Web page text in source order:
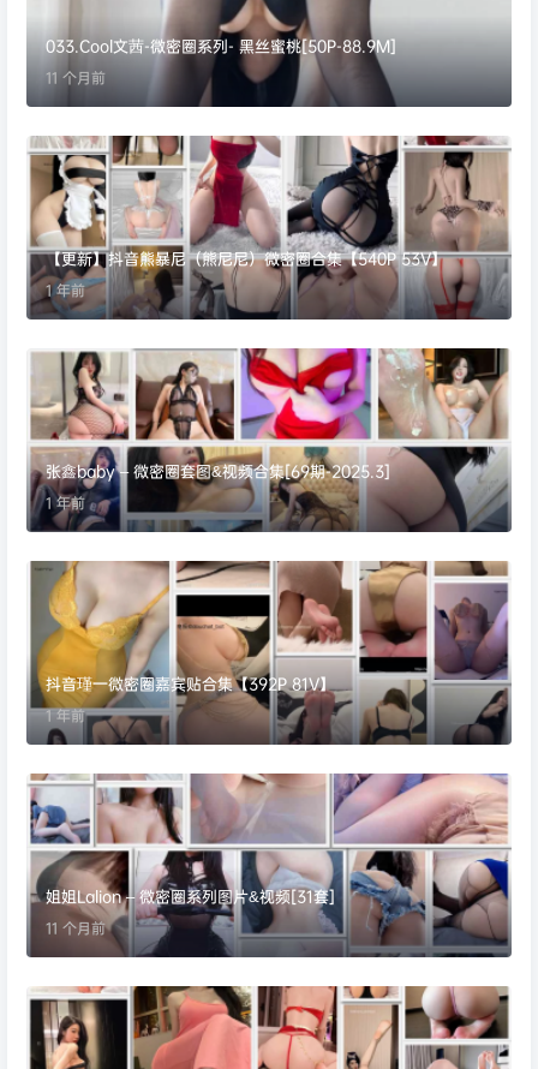
033.Cool文茜-微密圈系列- 黑丝蜜桃[50P-88.9M]
11 个月前
【更新】抖音熊暴尼（熊尼尼）微密圈合集【540P 53V】
1 年前
张鑫baby – 微密圈套图&视频合集[69期-2025.3]
1 年前
抖音瑾一微密圈嘉宾贴合集【392P 81V】
1 年前
姐姐Lalion – 微密圈系列图片&视频[31套]
11 个月前